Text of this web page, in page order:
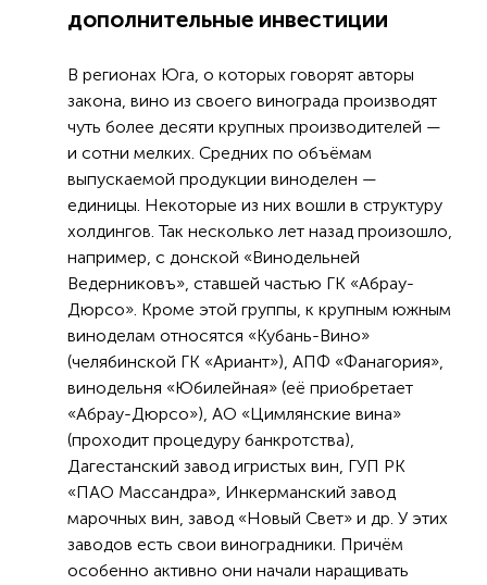
дополнительные инвестиции
В регионах Юга, о которых говорят авторы
закона, вино из своего винограда производят
чуть более десяти крупных производителей —
и сотни мелких. Средних по объёмам
выпускаемой продукции виноделен —
единицы. Некоторые из них вошли в структуру
холдингов. Так несколько лет назад произошло,
например, с донской «Винодельней
Ведерниковъ», ставшей частью ГК «Абрау-
Дюрсо». Кроме этой группы, к крупным южным
виноделам относятся «Кубань-Вино»
(челябинской ГК «Ариант»), АПФ «Фанагория»,
винодельня «Юбилейная» (её приобретает
«Абрау-Дюрсо»), АО «Цимлянские вина»
(проходит процедуру банкротства),
Дагестанский завод игристых вин, ГУП РК
«ПАО Массандра», Инкерманский завод
марочных вин, завод «Новый Свет» и др. У этих
заводов есть свои виноградники. Причём
особенно активно они начали наращивать